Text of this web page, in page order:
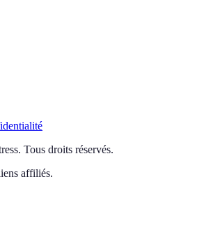
. Tous droits réservés.
affiliés.